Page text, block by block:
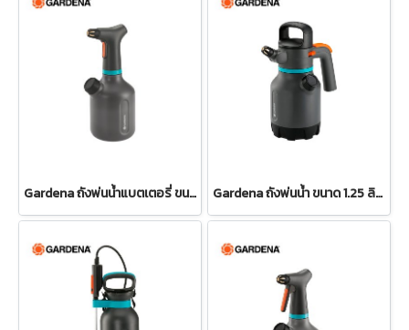
Gardena ถังพ่นน้ำแบตเตอรี่ ขนาด 1 ลิตร รุ่น Easy pump (11114-20) Gardena ถังพ่นน้ำ ขนาด 1.25 ลิตร (11120-20)